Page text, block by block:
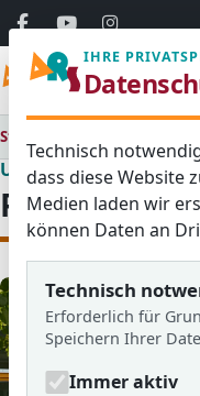
Startseite
Unsere Schule
Personalrat
IHRE
Technisch
dass diese Website
Medien laden wir
können Daten an
Technisch
Erforderlich für
Speichern Ihrer
Immer aktiv